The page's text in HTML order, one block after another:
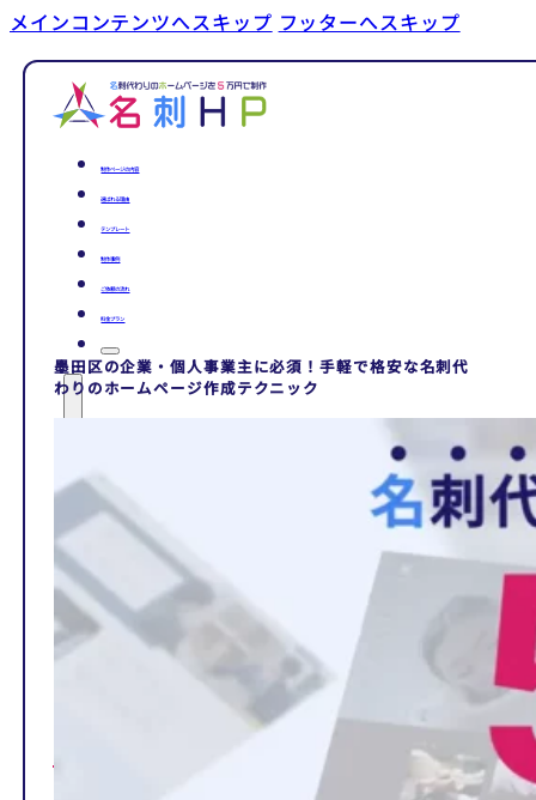
メインコンテンツへスキップ フッターへスキップ
制作ページの内容
選ばれる理由
テンプレート
制作事例
ご依頼の流れ
料金プラン
墨田区の企業・個人事業主に必須！手軽で格安な名刺代
わりのホームページ作成テクニック